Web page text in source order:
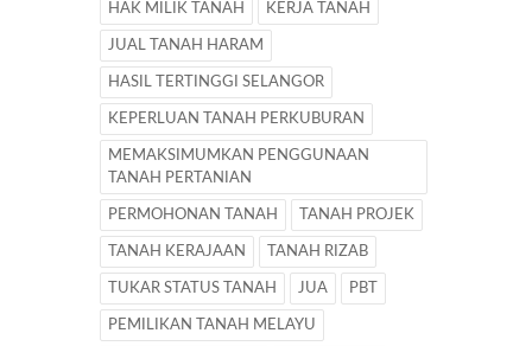
HAK MILIK TANAH KERJA TANAH
JUAL TANAH HARAM
HASIL TERTINGGI SELANGOR
KEPERLUAN TANAH PERKUBURAN
MEMAKSIMUMKAN PENGGUNAAN
TANAH PERTANIAN
PERMOHONAN TANAH TANAH PROJEK
TANAH KERAJAAN TANAH RIZAB
TUKAR STATUS TANAH JUA PBT
PEMILIKAN TANAH MELAYU